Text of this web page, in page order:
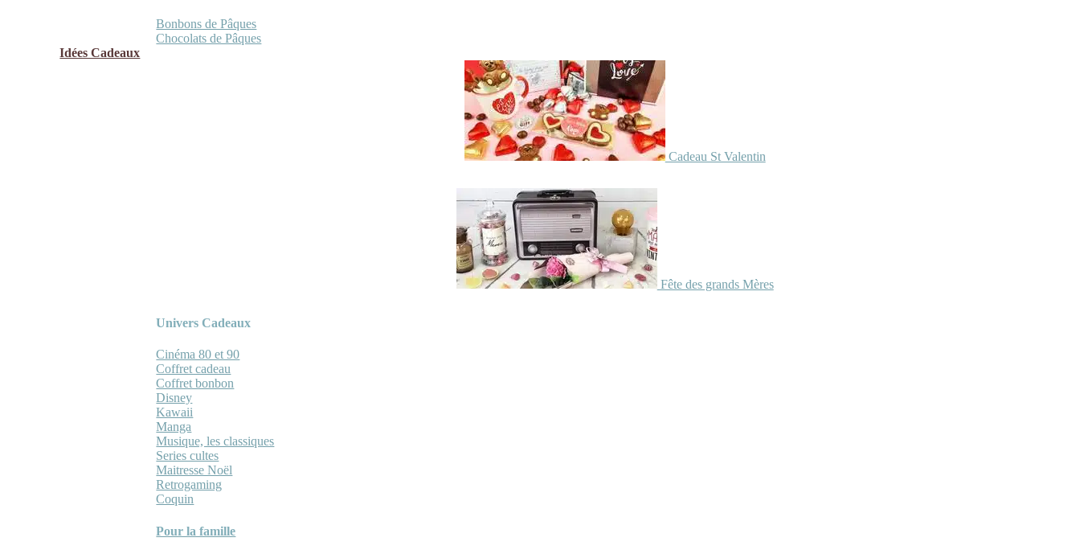
Bonbons de Pâques
Chocolats de Pâques
Idées Cadeaux
Cadeau St Valentin
Fête des grands Mères
Univers Cadeaux
Cinéma 80 et 90
Coffret cadeau
Coffret bonbon
Disney
Kawaii
Manga
Musique, les classiques
Series cultes
Maitresse Noël
Retrogaming
Coquin
Pour la famille